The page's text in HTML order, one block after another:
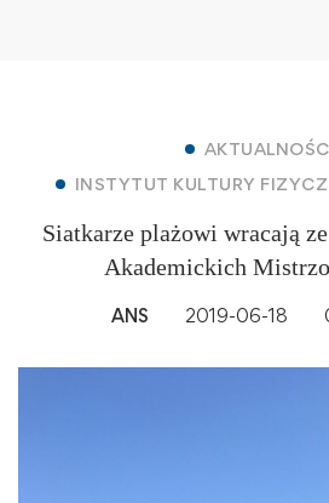
INSTYTUT KULTURY
Siatkarze plażowi wracają
Akademickich
ANS 2019-06-18